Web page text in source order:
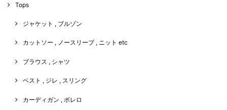
Tops
ジャケット , ブルゾン
カットソー , ノースリーブ , ニット etc
ブラウス , シャツ
ベスト , ジレ , スリング
カーディガン , ボレロ